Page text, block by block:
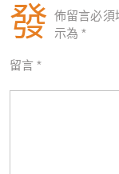
發 佈留言必須
示為 *
留言 *